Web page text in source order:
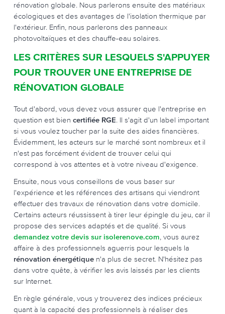
rénovation globale. Nous parlerons ensuite des matériaux
écologiques et des avantages de l'isolation thermique par
l'extérieur. Enfin, nous parlerons des panneaux
photovoltaïques et des chauffe-eau solaires.
LES CRITÈRES SUR LESQUELS S'APPUYER
POUR TROUVER UNE ENTREPRISE DE
RÉNOVATION GLOBALE
Tout d'abord, vous devez vous assurer que l'entreprise en
question est bien certifiée RGE. Il s'agit d'un label important
si vous voulez toucher par la suite des aides financières.
Évidemment, les acteurs sur le marché sont nombreux et il
n'est pas forcément évident de trouver celui qui
correspond à vos attentes et à votre niveau d'exigence.
Ensuite, nous vous conseillons de vous baser sur
l'expérience et les références des artisans qui viendront
effectuer des travaux de rénovation dans votre domicile.
Certains acteurs réussissent à tirer leur épingle du jeu, car il
propose des services adaptés et de qualité. Si vous
demandez votre devis sur isolerenove.com, vous aurez
affaire à des professionnels aguerris pour lesquels la
rénovation énergétique n'a plus de secret. N'hésitez pas
dans votre quête, à vérifier les avis laissés par les clients
sur Internet.
En règle générale, vous y trouverez des indices précieux
quant à la capacité des professionnels à réaliser des